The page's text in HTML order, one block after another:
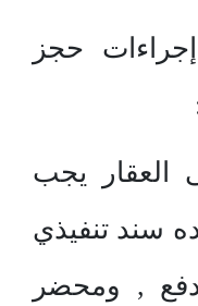
حجز
العقار يجب
سند تنفيذي
, ومحضر